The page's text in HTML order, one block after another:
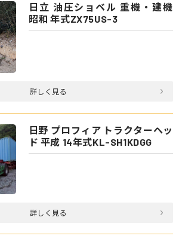
日立 油圧ショベル 重機・建機
昭和 年式ZX75US-3
詳しく見る
日野 プロフィア トラクターヘッ
ド 平成 14年式KL-SH1KDGG
詳しく見る